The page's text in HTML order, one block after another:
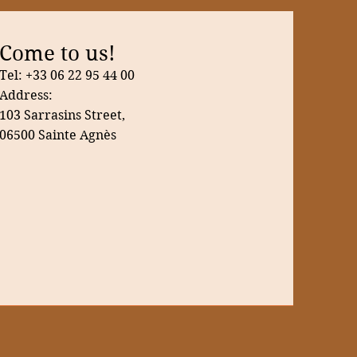
Come to us!
Tel: +33 06 22 95 44 00
Address:
103 Sarrasins Street,
06500 Sainte Agnès